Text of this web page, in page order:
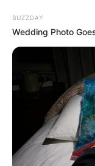
BUZZDAY
Wedding Photo